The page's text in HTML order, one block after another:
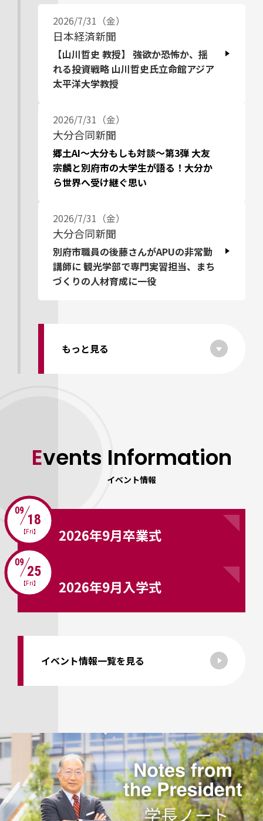
2026/7/31（金）
日本経済新聞
【山川哲史 教授】 強欲か恐怖か、揺
れる投資戦略 山川哲史氏立命館アジア
太平洋大学教授
2026/7/31（金）
大分合同新聞
郷土AI～大分もしも対談～第3弾 大友
宗麟と別府市の大学生が語る！大分か
ら世界へ受け継ぐ思い
2026/7/31（金）
大分合同新聞
別府市職員の後藤さんがAPUの非常勤
講師に 観光学部で専門実習担当、まち
づくりの人材育成に一役
もっと見る
Events Information
イベント情報
09
18
【Fri】 2026年9月卒業式
09
25
【Fri】 2026年9月入学式
イベント情報一覧を見る